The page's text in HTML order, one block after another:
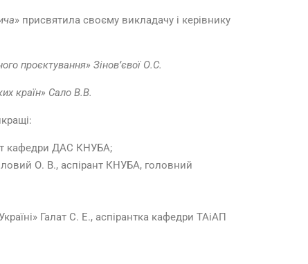
» присвятила своєму викладачу і керівнику
проєктування» Зінов’євої О.С.
країн» Сало В.В.
кафедри ДАС КНУБА;
О. В., аспірант КНУБА, головний
Галат С. Е., аспірантка кафедри ТАіАП